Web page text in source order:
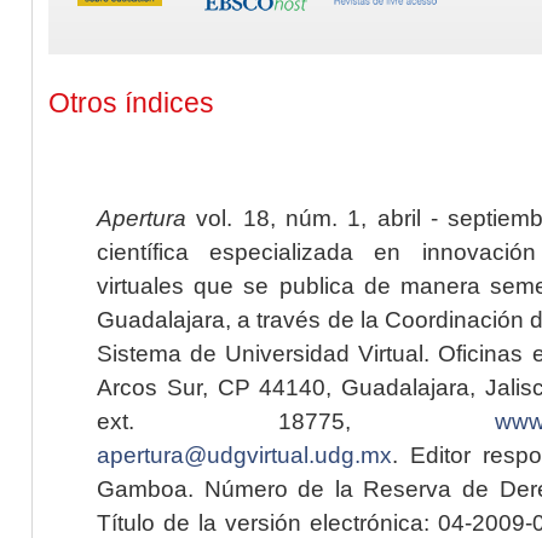
Otros índices
Apertura vol. 18, núm. 1, abril -
científica especializada en
virtuales que se publica de manera
Guadalajara, a través de la Coordinación
Sistema de Universidad Virtual. Oficinas
Arcos Sur, CP 44140, Guadalajara,
ext. 18775,
apertura@udgvirtual.udg.mx. Editor
Gamboa. Número de la Reserva de
Título de la versión electrónica: 04-2009-